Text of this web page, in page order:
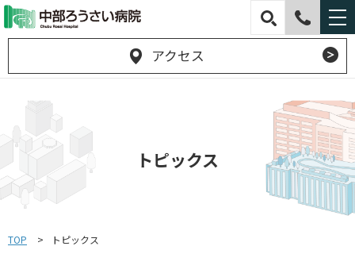
アクセス
トピックス
TOP トピックス